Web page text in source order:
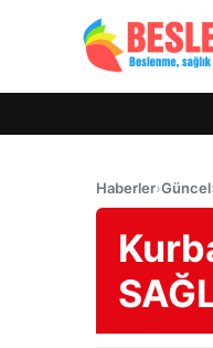
Haberler›Güncel